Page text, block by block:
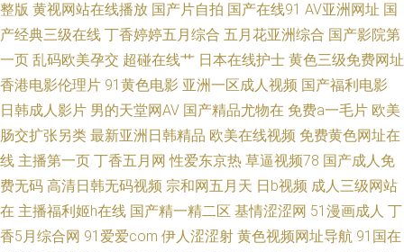
精品欧美性交 青青草国产精品 亚洲色网 成人1区 欧美亚洲日韩国产专区 综
合一页麻豆片 樱花视频网站 最新国产欧美 欧美无砖砖区 91精品在线播放 中
利区视频 四虎影院最新网址 97超碰人妻无码一区 国产精品AT 欧美天天激情
97个人超碰精品在线 第一福利色导航 东方av一区黑料 豆花视频在线观看 九
一成人在线免费看 午夜操逼剧场 九九伦理 内射巨乳大长腿 免费在线观看污
整版 黄视网站在线播放 国产片自拍 国产在线91 AV亚洲网址 国
产经典三级在线 丁香婷婷五月综合 五月花亚洲综合 国产影院第
一页 乱码欧美孕交 超碰在线艹 日本在线护士 黄色三级免费网址
香港电影伦理片 91黄色电影 亚洲一区成人视频 国产福利电影
日韩成人影片 男的天堂网AV 国产精品尤物在 免费a一毛片 欧美
肠交扩张另类 最新亚洲日韩精品 欧美在线视频 免费黄色网址在
线 主播第一页 丁香五月网 性爱东京热 草逼视频78 国产成人免
费无码 高清日韩无码视频 宗和网五月天 日b视频 成人三级网站
在 主播福利姬h在线 国产精一精二区 基情涩涩网 51漫画成人 丁
香5月综合网 91爱爱com 伊人涩涩射 黄色视频网址导航 91国在